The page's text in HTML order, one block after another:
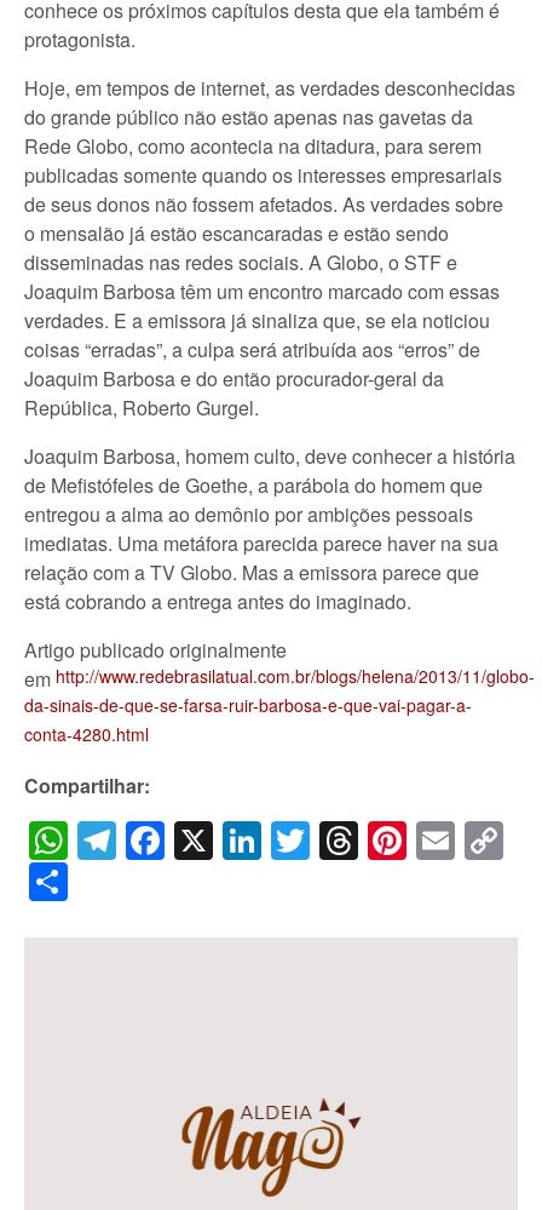
conhece os próximos capítulos desta que ela também é
protagonista.
Hoje, em tempos de internet, as verdades desconhecidas
do grande público não estão apenas nas gavetas da
Rede Globo, como acontecia na ditadura, para serem
publicadas somente quando os interesses empresariais
de seus donos não fossem afetados. As verdades sobre
o mensalão já estão escancaradas e estão sendo
disseminadas nas redes sociais. A Globo, o STF e
Joaquim Barbosa têm um encontro marcado com essas
verdades. E a emissora já sinaliza que, se ela noticiou
coisas “erradas”, a culpa será atribuída aos “erros” de
Joaquim Barbosa e do então procurador-geral da
República, Roberto Gurgel.
Joaquim Barbosa, homem culto, deve conhecer a história
de Mefistófeles de Goethe, a parábola do homem que
entregou a alma ao demônio por ambições pessoais
imediatas. Uma metáfora parecida parece haver na sua
relação com a TV Globo. Mas a emissora parece que
está cobrando a entrega antes do imaginado.
Artigo publicado originalmente
em http://www.redebrasilatual.com.br/blogs/helena/2013/11/globo-
da-sinais-de-que-se-farsa-ruir-barbosa-e-que-vai-pagar-a-
conta-4280.html
Compartilhar:
WhatsApp
Telegram
Facebook
X LinkedIn
Twitter
Threads